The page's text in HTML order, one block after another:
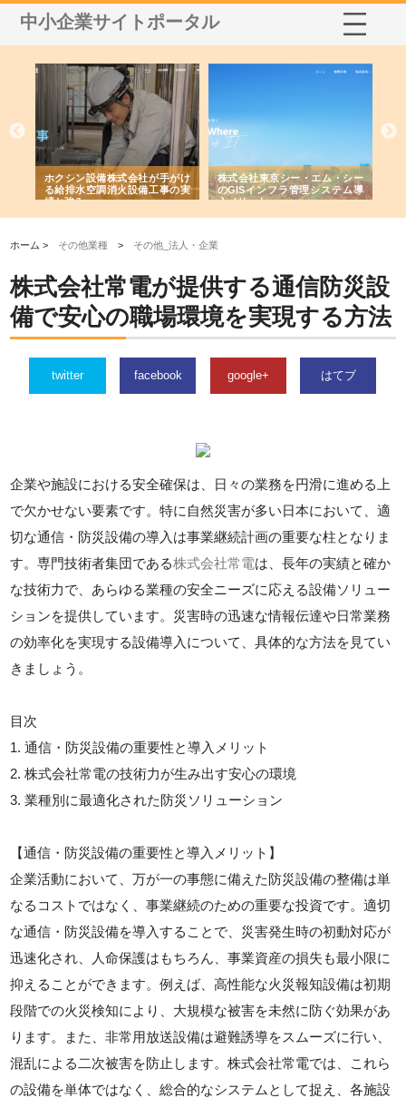
中小企業サイトポータル
ホクシン設備株式会社が手がけ
る給排水空調消火設備工事の実
績と強み
株式会社東京シー・エム・シー
のGISインフラ管理システム導
入メリット
ホーム > その他業種 > その他_法人・企業
株式会社常電が提供する通信防災設
備で安心の職場環境を実現する方法
twitter facebook google+ はてブ
企業や施設における安全確保は、日々の業務を円滑に進める上
で欠かせない要素です。特に自然災害が多い日本において、適
切な通信・防災設備の導入は事業継続計画の重要な柱となりま
す。専門技術者集団である株式会社常電は、長年の実績と確か
な技術力で、あらゆる業種の安全ニーズに応える設備ソリュー
ションを提供しています。災害時の迅速な情報伝達や日常業務
の効率化を実現する設備導入について、具体的な方法を見てい
きましょう。
目次
1. 通信・防災設備の重要性と導入メリット
2. 株式会社常電の技術力が生み出す安心の環境
3. 業種別に最適化された防災ソリューション
【通信・防災設備の重要性と導入メリット】
企業活動において、万が一の事態に備えた防災設備の整備は単
なるコストではなく、事業継続のための重要な投資です。適切
な通信・防災設備を導入することで、災害発生時の初動対応が
迅速化され、人命保護はもちろん、事業資産の損失も最小限に
抑えることができます。例えば、高性能な火災報知設備は初期
段階での火災検知により、大規模な被害を未然に防ぐ効果があ
ります。また、非常用放送設備は避難誘導をスムーズに行い、
混乱による二次被害を防止します。株式会社常電では、これら
の設備を単体ではなく、総合的なシステムとして捉え、各施設